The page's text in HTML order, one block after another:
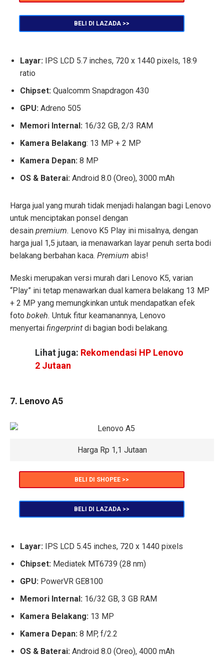
BELI DI LAZADA >>
Layar: IPS LCD 5.7 inches, 720 x 1440 pixels, 18:9
ratio
Chipset: Qualcomm Snapdragon 430
GPU: Adreno 505
Memori Internal: 16/32 GB, 2/3 RAM
Kamera Belakang: 13 MP + 2 MP
Kamera Depan: 8 MP
OS & Baterai: Android 8.0 (Oreo), 3000 mAh
Harga jual yang murah tidak menjadi halangan bagi Lenovo
untuk menciptakan ponsel dengan
desain premium. Lenovo K5 Play ini misalnya, dengan
harga jual 1,5 jutaan, ia menawarkan layar penuh serta bodi
belakang berbahan kaca. Premium abis!
Meski merupakan versi murah dari Lenovo K5, varian
“Play” ini tetap menawarkan dual kamera belakang 13 MP
+ 2 MP yang memungkinkan untuk mendapatkan efek
foto bokeh. Untuk fitur keamanannya, Lenovo
menyertai fingerprint di bagian bodi belakang.
Lihat juga: Rekomendasi HP Lenovo
2 Jutaan
7. Lenovo A5
Harga Rp 1,1 Jutaan
BELI DI SHOPEE >>
BELI DI LAZADA >>
Layar: IPS LCD 5.45 inches, 720 x 1440 pixels
Chipset: Mediatek MT6739 (28 nm)
GPU: PowerVR GE8100
Memori Internal: 16/32 GB, 3 GB RAM
Kamera Belakang: 13 MP
Kamera Depan: 8 MP, f/2.2
OS & Baterai: Android 8.0 (Oreo), 4000 mAh